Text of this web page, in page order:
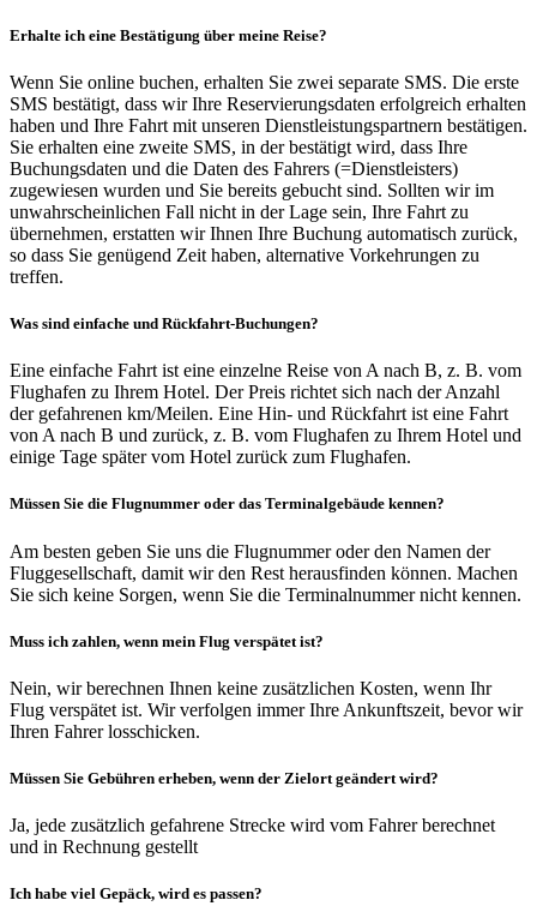
Erhalte ich eine Bestätigung über meine Reise?
Wenn Sie online buchen, erhalten Sie zwei separate SMS. Die erste
SMS bestätigt, dass wir Ihre Reservierungsdaten erfolgreich erhalten
haben und Ihre Fahrt mit unseren Dienstleistungspartnern bestätigen.
Sie erhalten eine zweite SMS, in der bestätigt wird, dass Ihre
Buchungsdaten und die Daten des Fahrers (=Dienstleisters)
zugewiesen wurden und Sie bereits gebucht sind. Sollten wir im
unwahrscheinlichen Fall nicht in der Lage sein, Ihre Fahrt zu
übernehmen, erstatten wir Ihnen Ihre Buchung automatisch zurück,
so dass Sie genügend Zeit haben, alternative Vorkehrungen zu
treffen.
Was sind einfache und Rückfahrt-Buchungen?
Eine einfache Fahrt ist eine einzelne Reise von A nach B, z. B. vom
Flughafen zu Ihrem Hotel. Der Preis richtet sich nach der Anzahl
der gefahrenen km/Meilen. Eine Hin- und Rückfahrt ist eine Fahrt
von A nach B und zurück, z. B. vom Flughafen zu Ihrem Hotel und
einige Tage später vom Hotel zurück zum Flughafen.
Müssen Sie die Flugnummer oder das Terminalgebäude kennen?
Am besten geben Sie uns die Flugnummer oder den Namen der
Fluggesellschaft, damit wir den Rest herausfinden können. Machen
Sie sich keine Sorgen, wenn Sie die Terminalnummer nicht kennen.
Muss ich zahlen, wenn mein Flug verspätet ist?
Nein, wir berechnen Ihnen keine zusätzlichen Kosten, wenn Ihr
Flug verspätet ist. Wir verfolgen immer Ihre Ankunftszeit, bevor wir
Ihren Fahrer losschicken.
Müssen Sie Gebühren erheben, wenn der Zielort geändert wird?
Ja, jede zusätzlich gefahrene Strecke wird vom Fahrer berechnet
und in Rechnung gestellt
Ich habe viel Gepäck, wird es passen?